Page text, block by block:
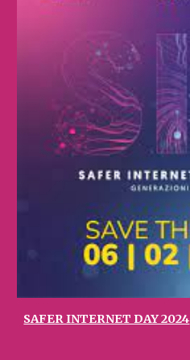
SAFER INTERNET DAY 2024